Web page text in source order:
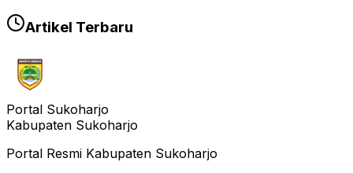
Artikel Terbaru
Portal Sukoharjo
Kabupaten Sukoharjo
Portal Resmi Kabupaten Sukoharjo